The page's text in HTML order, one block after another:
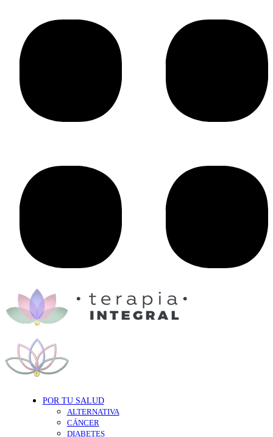
POR TU SALUD
ALTERNATIVA
CÁNCER
DIABETES